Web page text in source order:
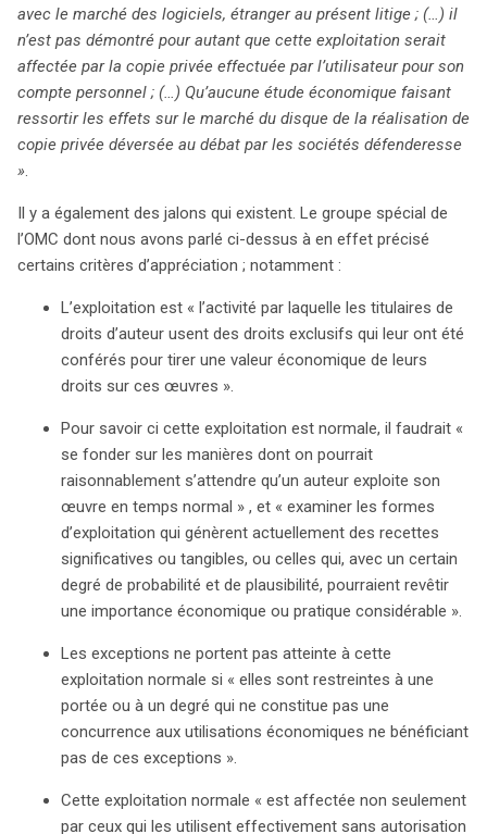
avec le marché des logiciels, étranger au présent litige ; (…) il
n’est pas démontré pour autant que cette exploitation serait
affectée par la copie privée effectuée par l’utilisateur pour son
compte personnel ; (…) Qu’aucune étude économique faisant
ressortir les effets sur le marché du disque de la réalisation de
copie privée déversée au débat par les sociétés défenderesse
».
Il y a également des jalons qui existent. Le groupe spécial de
l’OMC dont nous avons parlé ci-dessus à en effet précisé
certains critères d’appréciation ; notamment :
L’exploitation est « l’activité par laquelle les titulaires de
droits d’auteur usent des droits exclusifs qui leur ont été
conférés pour tirer une valeur économique de leurs
droits sur ces œuvres ».
Pour savoir ci cette exploitation est normale, il faudrait «
se fonder sur les manières dont on pourrait
raisonnablement s’attendre qu’un auteur exploite son
œuvre en temps normal » , et « examiner les formes
d’exploitation qui génèrent actuellement des recettes
significatives ou tangibles, ou celles qui, avec un certain
degré de probabilité et de plausibilité, pourraient revêtir
une importance économique ou pratique considérable ».
Les exceptions ne portent pas atteinte à cette
exploitation normale si « elles sont restreintes à une
portée ou à un degré qui ne constitue pas une
concurrence aux utilisations économiques ne bénéficiant
pas de ces exceptions ».
Cette exploitation normale « est affectée non seulement
par ceux qui les utilisent effectivement sans autorisation